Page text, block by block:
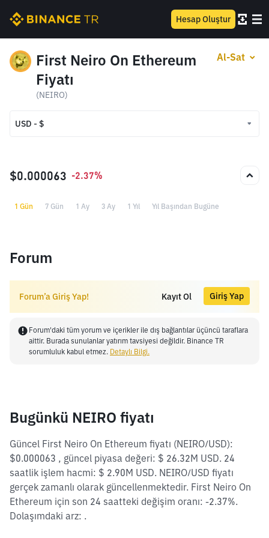
Hesap Oluştur
First Neiro On Ethereum
Fiyatı
(NEIRO)
Al-Sat
USD - $
TRY - ₺
$0.000063 -2.37%
1 Gün 7 Gün 1 Ay 3 Ay 1 Yıl Yıl Başından Bugüne
Forum
Forum’a Giriş Yap! Kayıt Ol Giriş Yap
Forum'daki tüm yorum ve içerikler ile dış bağlantılar üçüncü taraflara
aittir. Burada sunulanlar yatırım tavsiyesi değildir. Binance TR
sorumluluk kabul etmez. Detaylı Bilgi.
Bugünkü NEIRO fiyatı
Güncel First Neiro On Ethereum fiyatı (NEIRO/USD):
$0.000063 , güncel piyasa değeri: $ 26.32M USD. 24
saatlik işlem hacmi: $ 2.90M USD. NEIRO/USD fiyatı
gerçek zamanlı olarak güncellenmektedir. First Neiro On
Ethereum için son 24 saatteki değişim oranı: -2.37%.
Dolaşımdaki arz: .